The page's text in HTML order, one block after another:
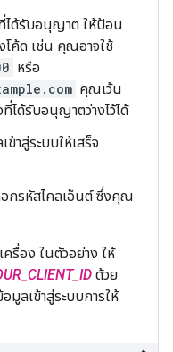
ได้รับอนุญาต ให้ป้อน
โค้ด เช่น คุณอาจใช้
หรือ
คุณเว้น
ได้รับอนุญาตว่างไว้ได้
ข้าสู่ระบบให้เสร็จ
กรหัสไคลเอ็นต์ ซึ่งคุณ
รื่อง ในตัวอย่าง ให้
ด้วย
มูลเข้าสู่ระบบการให้